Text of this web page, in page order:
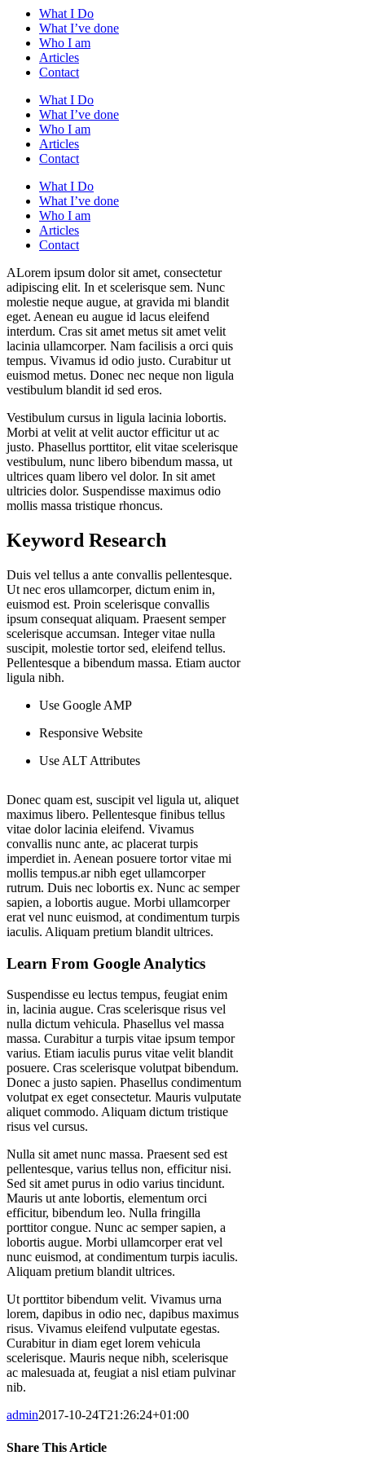
What I Do
What I’ve done
Who I am
Articles
Contact
What I Do
What I’ve done
Who I am
Articles
Contact
What I Do
What I’ve done
Who I am
Articles
Contact
ALorem ipsum dolor sit amet, consectetur
adipiscing elit. In et scelerisque sem. Nunc
molestie neque augue, at gravida mi blandit
eget. Aenean eu augue id lacus eleifend
interdum. Cras sit amet metus sit amet velit
lacinia ullamcorper. Nam facilisis a orci quis
tempus. Vivamus id odio justo. Curabitur ut
euismod metus. Donec nec neque non ligula
vestibulum blandit id sed eros.
Vestibulum cursus in ligula lacinia lobortis.
Morbi at velit at velit auctor efficitur ut ac
justo. Phasellus porttitor, elit vitae scelerisque
vestibulum, nunc libero bibendum massa, ut
ultrices quam libero vel dolor. In sit amet
ultricies dolor. Suspendisse maximus odio
mollis massa tristique rhoncus.
Keyword Research
Duis vel tellus a ante convallis pellentesque.
Ut nec eros ullamcorper, dictum enim in,
euismod est. Proin scelerisque convallis
ipsum consequat aliquam. Praesent semper
scelerisque accumsan. Integer vitae nulla
suscipit, molestie tortor sed, eleifend tellus.
Pellentesque a bibendum massa. Etiam auctor
ligula nibh.
Use Google AMP
Responsive Website
Use ALT Attributes
Donec quam est, suscipit vel ligula ut, aliquet
maximus libero. Pellentesque finibus tellus
vitae dolor lacinia eleifend. Vivamus
convallis nunc ante, ac placerat turpis
imperdiet in. Aenean posuere tortor vitae mi
mollis tempus.ar nibh eget ullamcorper
rutrum. Duis nec lobortis ex. Nunc ac semper
sapien, a lobortis augue. Morbi ullamcorper
erat vel nunc euismod, at condimentum turpis
iaculis. Aliquam pretium blandit ultrices.
Learn From Google Analytics
Suspendisse eu lectus tempus, feugiat enim
in, lacinia augue. Cras scelerisque risus vel
nulla dictum vehicula. Phasellus vel massa
massa. Curabitur a turpis vitae ipsum tempor
varius. Etiam iaculis purus vitae velit blandit
posuere. Cras scelerisque volutpat bibendum.
Donec a justo sapien. Phasellus condimentum
volutpat ex eget consectetur. Mauris vulputate
aliquet commodo. Aliquam dictum tristique
risus vel cursus.
Nulla sit amet nunc massa. Praesent sed est
pellentesque, varius tellus non, efficitur nisi.
Sed sit amet purus in odio varius tincidunt.
Mauris ut ante lobortis, elementum orci
efficitur, bibendum leo. Nulla fringilla
porttitor congue. Nunc ac semper sapien, a
lobortis augue. Morbi ullamcorper erat vel
nunc euismod, at condimentum turpis iaculis.
Aliquam pretium blandit ultrices.
Ut porttitor bibendum velit. Vivamus urna
lorem, dapibus in odio nec, dapibus maximus
risus. Vivamus eleifend vulputate egestas.
Curabitur in diam eget lorem vehicula
scelerisque. Mauris neque nibh, scelerisque
ac malesuada at, feugiat a nisl etiam pulvinar
nib.
admin2017-10-24T21:26:24+01:00
Share This Article